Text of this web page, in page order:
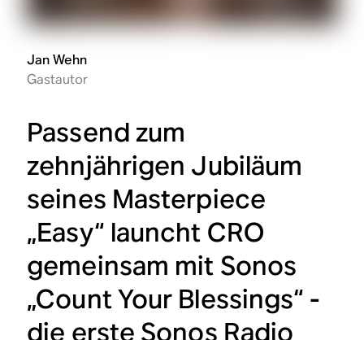
Jan Wehn
Gastautor
Passend zum
zehnjährigen Jubiläum
seines Masterpiece
„Easy“ launcht CRO
gemeinsam mit Sonos
„Count Your Blessings“ -
die erste Sonos Radio